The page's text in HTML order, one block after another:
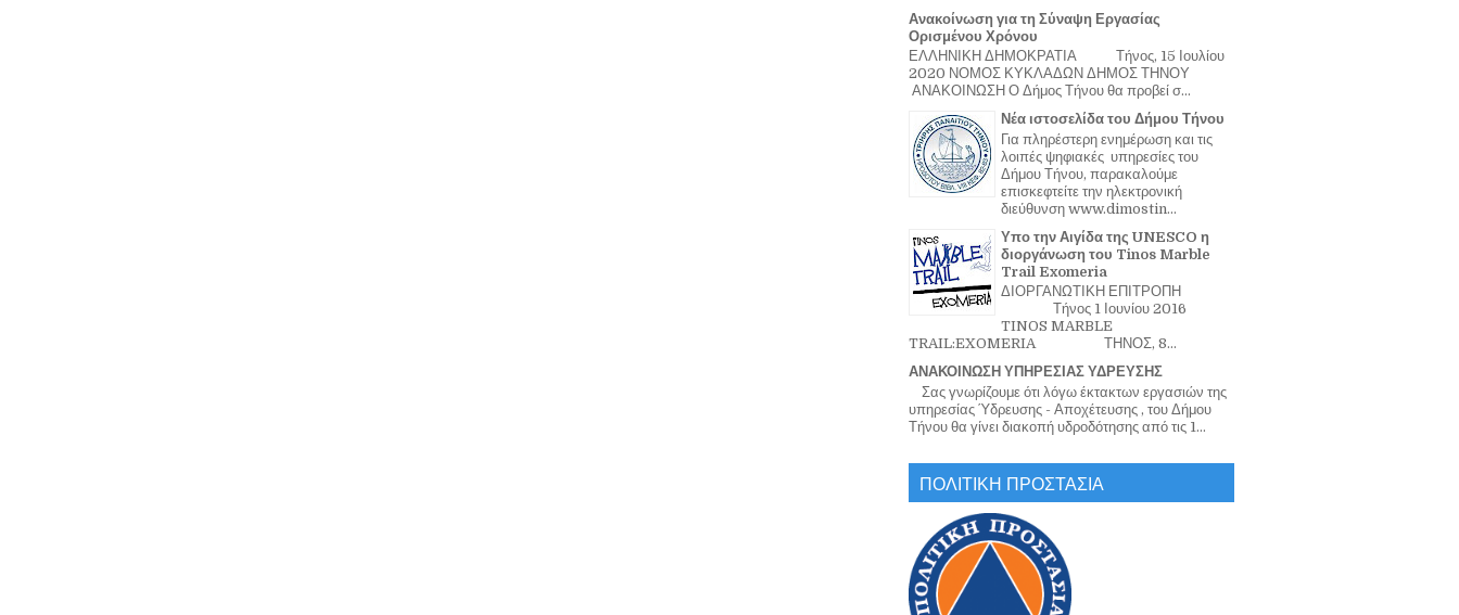
Ανακοίνωση για τη Σύναψη Εργασίας
Ορισμένου Χρόνου
ΕΛΛΗΝΙΚΗ ΔΗΜΟΚΡΑΤΙΑ Τήνος, 15 Ιουλίου
2020 ΝΟΜΟΣ ΚΥΚΛΑΔΩΝ ΔΗΜΟΣ ΤΗΝΟΥ
ΑΝΑΚΟΙΝΩΣΗ Ο Δήμος Τήνου θα προβεί σ...
Νέα ιστοσελίδα του Δήμου Τήνου
Για πληρέστερη ενημέρωση και τις
λοιπές ψηφιακές υπηρεσίες του
Δήμου Τήνου, παρακαλούμε
επισκεφτείτε την ηλεκτρονική
διεύθυνση www.dimostin...
Υπο την Αιγίδα της UNESCO η
διοργάνωση του Tinos Marble
Trail Exomeria
ΔΙΟΡΓΑΝΩΤΙΚΗ ΕΠΙΤΡΟΠΗ
Τήνος 1 Ιουνίου 2016
TINOS MARBLE
TRAIL:EXOMERIA ΤΗΝΟΣ, 8...
ΑΝΑΚΟΙΝΩΣΗ ΥΠΗΡΕΣΙΑΣ ΥΔΡΕΥΣΗΣ
Σας γνωρίζουμε ότι λόγω έκτακτων εργασιών της
υπηρεσίας Ύδρευσης - Αποχέτευσης , του Δήμου
Τήνου θα γίνει διακοπή υδροδότησης από τις 1...
ΠΟΛΙΤΙΚΗ ΠΡΟΣΤΑΣΙΑ